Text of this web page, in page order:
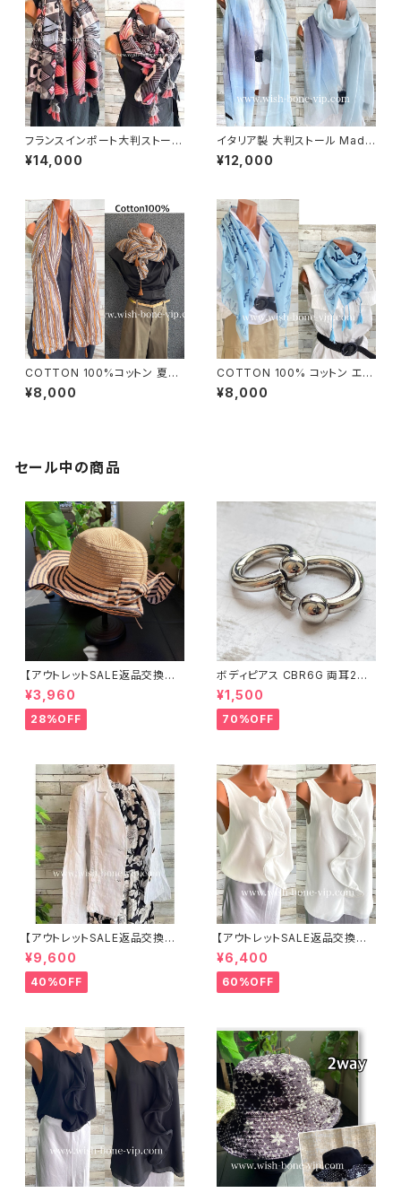
フランスインポート大判ストー
ル・スクエア調タッセル付き ポリ
エステル ストール・スカーフ｜幾
¥14,000
イタリア製 大判ストール Made
in ITALY COTTON 100% コ
ットン｜ロングストール・心地よ
¥12,000
COTTON 100%コットン 夏の
ストール インポート大判・ロング
ストール・通気性・肌触り良いス
¥8,000
COTTON 100% コットン エッ
フェル塔 インポート大判ストー
ル ・心地よい肌触りのスカーフ/
¥8,000
セール中の商品
【アウトレットSALE返品交換不
可8/20まで】つば広サマーハッ
ト・通気性・軽量 ワイヤー入りハ
ット ボーダー＆BIGリボン・女優
帽 UV/紫外線対策 レディースハ
¥3,960
28%OFF
ボディピアス CBR6G 両耳2個
セット 1ボール ネジ式 簡単脱着
サージカルステンレス NY直輸
入
¥1,500
70%OFF
【アウトレットSALE返品交換不
可8/20まで】イタリア製サマー
ジャケット｜Made in ITALY｜
リネン麻 飾りエリ ジャケット/ホ
ワイト
¥9,600
40%OFF
【アウトレットSALE返品交換不
可8/20まで】イタリア製 CASA
DEILUCA ITALY｜前フリル＆B
IGフリルトップス /ホワイト
¥6,400
60%OFF